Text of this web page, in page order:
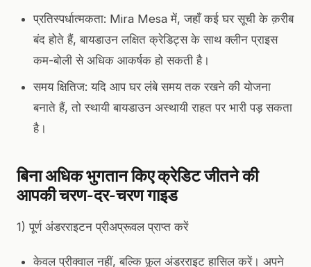
प्रतिस्पर्धात्मकता: Mira Mesa में, जहाँ कई घर सूची के क़रीब
बंद होते हैं, बायडाउन लक्षित क्रेडिट्स के साथ क्लीन प्राइस
कम-बोली से अधिक आकर्षक हो सकती है।
समय क्षितिज: यदि आप घर लंबे समय तक रखने की योजना
बनाते हैं, तो स्थायी बायडाउन अस्थायी राहत पर भारी पड़ सकता
है।
बिना अधिक भुगतान किए क्रेडिट जीतने की
आपकी चरण-दर-चरण गाइड
1) पूर्ण अंडरराइटन प्रीअप्रूवल प्राप्त करें
केवल प्रीक्वाल नहीं, बल्कि फ़ुल अंडरराइट हासिल करें। अपने